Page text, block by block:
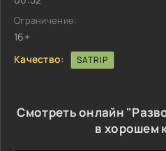
Ограничение:
16+
Качество:
SATRIP
Смотреть онлайн
в хорошем